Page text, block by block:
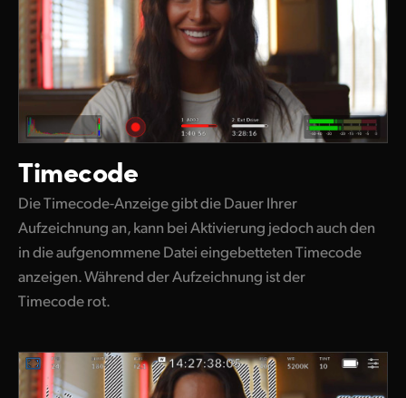
Timecode
Die Timecode-Anzeige gibt die Dauer Ihrer
Aufzeichnung an, kann bei Aktivierung jedoch auch den
in die aufgenommene Datei eingebetteten Timecode
anzeigen. Während der Aufzeichnung ist der
Timecode rot.